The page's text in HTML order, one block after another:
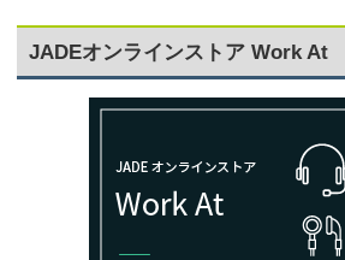
JADEオンラインストア Work At